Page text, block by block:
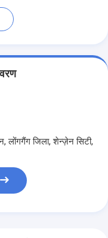
लोंगगैंग जिला, शेन्ज़ेन सिटी,